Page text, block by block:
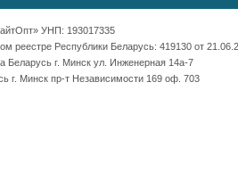
УНП: 193017335
реестре Республики Беларусь: 419130 от
Беларусь г. Минск ул. Инженерная 14а-7
г. Минск пр-т Независимости 169 оф. 703